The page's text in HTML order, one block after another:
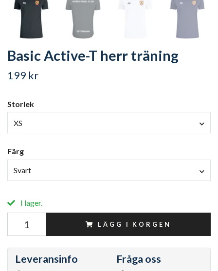
Basic Active-T herr träning
199 kr
Storlek
XS
Färg
Svart
I lager.
LÄGG I KORGEN
Leveransinfo Fråga oss